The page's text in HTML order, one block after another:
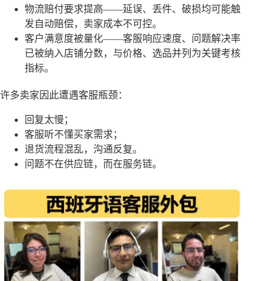
物流赔付要求提高——延误、丢件、破损均可能触
发自动赔偿，卖家成本不可控。
客户满意度被量化——客服响应速度、问题解决率
已被纳入店铺分数，与价格、选品并列为关键考核
指标。
许多卖家因此遭遇客服瓶颈：
回复太慢；
客服听不懂买家需求；
退货流程混乱，沟通反复。
问题不在供应链，而在服务链。